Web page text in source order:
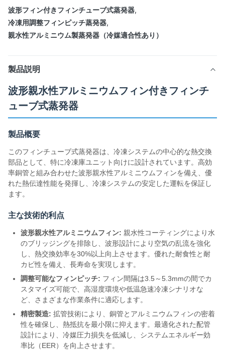
波形フィン付きフィンチューブ式蒸発器,
冷凍用調整フィンピッチ蒸発器,
親水性アルミニウム製蒸発器（冷媒適合性あり）
製品説明
波形親水性アルミニウムフィン付きフィンチ
ューブ式蒸発器
製品概要
このフィンチューブ式蒸発器は、冷凍システムの中心的な熱交換
部品として、特に冷凍庫ユニット向けに設計されています。高効
率銅管と組み合わせた波形親水性アルミニウムフィンを備え、優
れた熱伝達性能を発揮し、冷凍システムの安定した運転を保証し
ます。
主な技術的利点
波形親水性アルミニウムフィン: 親水性コーティングにより水
のブリッジングを排除し、波形設計により空気の乱流を強化
し、熱交換効率を30%以上向上させます。優れた耐食性と耐
カビ性を備え、長寿命を実現します。
調整可能なフィンピッチ: フィン間隔は3.5～5.3mmの間でカ
スタマイズ可能で、高湿度環境や低温急速冷凍シナリオな
ど、さまざまな作業条件に適応します。
精密製造: 拡管技術により、銅管とアルミニウムフィンの密着
性を確保し、熱抵抗を最小限に抑えます。最適化された配管
設計により、冷媒圧力損失を低減し、システムエネルギー効
率比（EER）を向上させます。